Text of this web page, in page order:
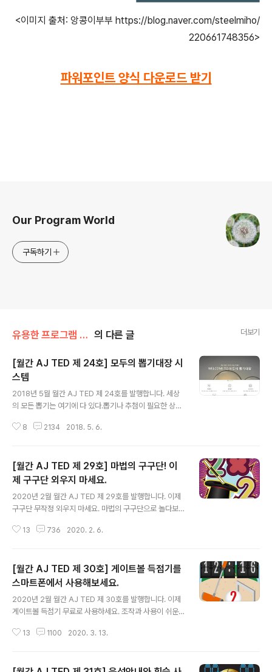
<이미지 출처: 앙콩이부부 https://blog.naver.com/steelmiho/
220661748356>
파워포인트 양식 다운로드 받기
Our Program World
구독하기
유용한 프로그램 소개 의 다른 글 더보기
[월간 AJ TED 제 24호] 모두의 뽑기대장 시
스템
2018년 5월 월간 AJ TED 제 24호를 발행합니다. 세상
의 모든 뽑기는 여기에 다 있다.뽑기나 추첨이 필요한 상황
템 * 이번에 개발한 앱(App)의 제목은 무엇인가요?모두의
사용할 수 있습니다. * "모두의 뽑기대장"은 어떤 기능이
있나요? 1. 입력 자료에서 원하는 수만큼 뽑을 수 있는 랜덤
뽑기 2. 꽝,통과수를 지정하여 추첨할 수 있는 제비뽑기 3.
원하는 경로를 만들어 추첨을 할 수 있는 사다리타기 4. 교
실 자리를 만들어 추첨하여 자리를 지정할 수 있는 자리뽑
기5. 짝이나 모둠(조)를 추첨하여 지정할 수 ..
8 2134 2018. 5. 6.
[월간 AJ TED 제 29호] 마법의 구구단! 이
제 구구단 외우지 마세요.
2020년 2월 월간 AJ TED 제 29호를 발행합니다. 이제
구구단 무작정 외우지 마세요. 마법의 구구단으로 놀다보
니다. * 이번에 개발한 앱(App)의 제목은 무엇인가요? 마
요? * [마법의 구구단]은 어떻게 활용하면 좋을까요? 하나,
노래로 배우는 구구단을 보여주세요. 즐겁게 노래를 따라
부르다 보면 어느새 구구단이 입에서 술술~~ 하나, 이야기
로 배우는 구구단을 들려주세요. 재미있는 이야기를 듣다
을 보여주세요. 쉬운 설명을 통해 구구단의 원리를 머리로
13 736 2020. 2. 6.
[월간 AJ TED 제 30호] 게이트볼 득점기를
스마트폰에서 사용해보세요.
2020년 2월 월간 AJ TED 제 30호를 발행합니다. 이제
게이트볼 득점기 무료로 사용하세요. 조작과 사용이 쉬운
제목은 무엇인가요? 게이트볼 득점기 입니다. * 어떻게 사
13 1100 2020. 3. 13.